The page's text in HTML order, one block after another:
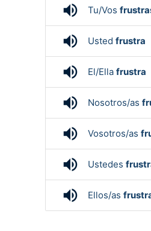
volume_up Tu/Vos
volume_up Usted frustra
volume_up El/Ella frustra
volume_up Nosotros/as
volume_up Vosotros/as
volume_up Ustedes
volume_up Ellos/as